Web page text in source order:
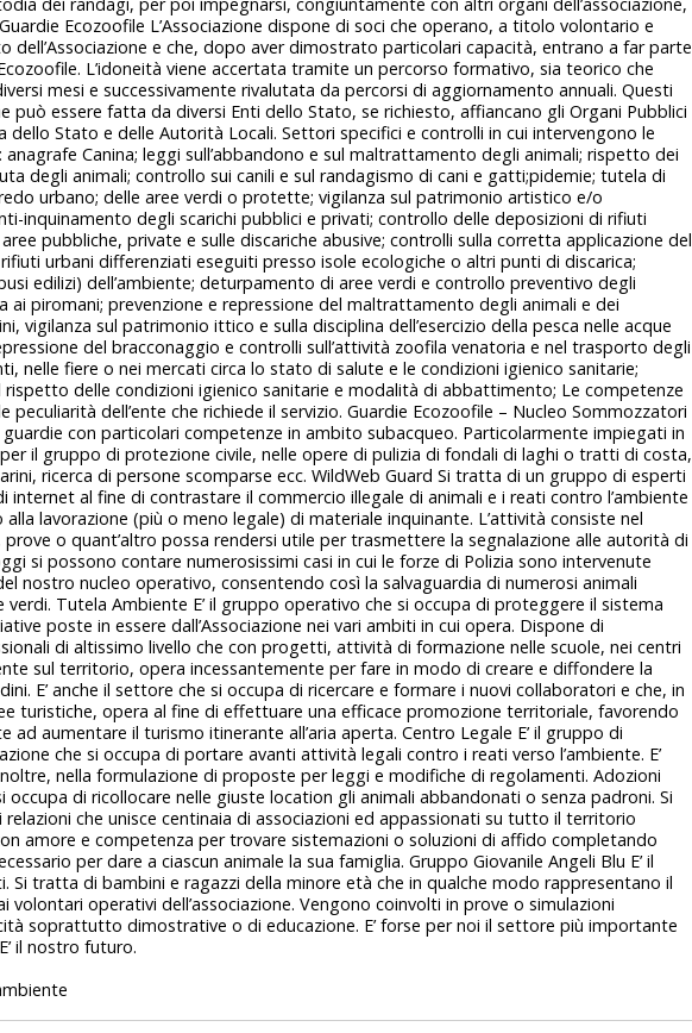
Ecozoofile L’Associazione dispone di soci che operano, a titolo volontario e
dell’Associazione e che, dopo aver dimostrato particolari capacità, entrano a far parte
L’idoneità viene accertata tramite un percorso formativo, sia teorico che
mesi e successivamente rivalutata da percorsi di aggiornamento annuali. Questi
può essere fatta da diversi Enti dello Stato, se richiesto, affiancano gli Organi Pubblici
dello Stato e delle Autorità Locali. Settori specifici e controlli in cui intervengono le
anagrafe Canina; leggi sull’abbandono e sul maltrattamento degli animali; rispetto dei
degli animali; controllo sui canili e sul randagismo di cani e gatti;pidemie; tutela di
urbano; delle aree verdi o protette; vigilanza sul patrimonio artistico e/o
inquinamento degli scarichi pubblici e privati; controllo delle deposizioni di rifiuti
pubbliche, private e sulle discariche abusive; controlli sulla corretta applicazione del
urbani differenziati eseguiti presso isole ecologiche o altri punti di discarica;
edilizi) dell’ambiente; deturpamento di aree verdi e controllo preventivo degli
ai piromani; prevenzione e repressione del maltrattamento degli animali e dei
vigilanza sul patrimonio ittico e sulla disciplina dell’esercizio della pesca nelle acque
del bracconaggio e controlli sull’attività zoofila venatoria e nel trasporto degli
nelle fiere o nei mercati circa lo stato di salute e le condizioni igienico sanitarie;
delle condizioni igienico sanitarie e modalità di abbattimento; Le competenze
peculiarità dell’ente che richiede il servizio. Guardie Ecozoofile – Nucleo Sommozzatori
con particolari competenze in ambito subacqueo. Particolarmente impiegati in
il gruppo di protezione civile, nelle opere di pulizia di fondali di laghi o tratti di costa,
ricerca di persone scomparse ecc. WildWeb Guard Si tratta di un gruppo di esperti
internet al fine di contrastare il commercio illegale di animali e i reati contro l’ambiente
lavorazione (più o meno legale) di materiale inquinante. L’attività consiste nel
o quant’altro possa rendersi utile per trasmettere la segnalazione alle autorità di
si possono contare numerosissimi casi in cui le forze di Polizia sono intervenute
nostro nucleo operativo, consentendo così la salvaguardia di numerosi animali
verdi. Tutela Ambiente E’ il gruppo operativo che si occupa di proteggere il sistema
poste in essere dall’Associazione nei vari ambiti in cui opera. Dispone di
di altissimo livello che con progetti, attività di formazione nelle scuole, nei centri
sul territorio, opera incessantemente per fare in modo di creare e diffondere la
E’ anche il settore che si occupa di ricercare e formare i nuovi collaboratori e che, in
turistiche, opera al fine di effettuare una efficace promozione territoriale, favorendo
ad aumentare il turismo itinerante all’aria aperta. Centro Legale E’ il gruppo di
che si occupa di portare avanti attività legali contro i reati verso l’ambiente. E’
nella formulazione di proposte per leggi e modifiche di regolamenti. Adozioni
occupa di ricollocare nelle giuste location gli animali abbandonati o senza padroni. Si
che unisce centinaia di associazioni ed appassionati su tutto il territorio
amore e competenza per trovare sistemazioni o soluzioni di affido completando
per dare a ciascun animale la sua famiglia. Gruppo Giovanile Angeli Blu E’ il
Si tratta di bambini e ragazzi della minore età che in qualche modo rappresentano il
volontari operativi dell’associazione. Vengono coinvolti in prove o simulazioni
soprattutto dimostrative o di educazione. E’ forse per noi il settore più importante
il nostro futuro.